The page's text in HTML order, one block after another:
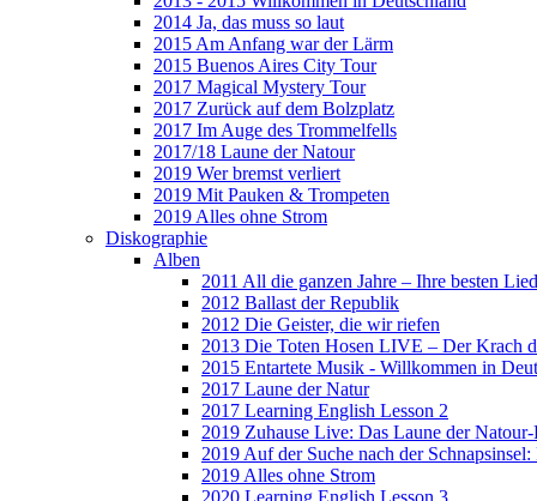
2014 Ja, das muss so laut
2015 Am Anfang war der Lärm
2015 Buenos Aires City Tour
2017 Magical Mystery Tour
2017 Zurück auf dem Bolzplatz
2017 Im Auge des Trommelfells
2017/18 Laune der Natour
2019 Wer bremst verliert
2019 Mit Pauken & Trompeten
2019 Alles ohne Strom
Diskographie
Alben
2011 All die ganzen Jahre – Ihre besten
2012 Ballast der Republik
2012 Die Geister, die wir riefen
2013 Die Toten Hosen LIVE – Der Krach
2015 Entartete Musik - Willkommen in
2017 Laune der Natur
2017 Learning English Lesson 2
2019 Zuhause Live: Das Laune der
2019 Auf der Suche nach der
2019 Alles ohne Strom
2020 Learning English Lesson 3